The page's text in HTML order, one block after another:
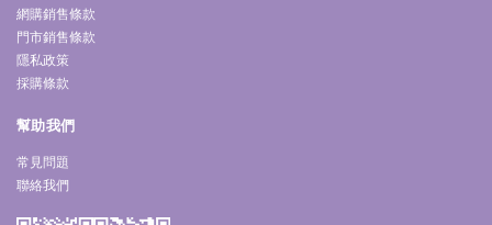
網購銷售條款
門市銷售條款
隱私政策
採購條款
幫助我們
常見問題
聯絡我們